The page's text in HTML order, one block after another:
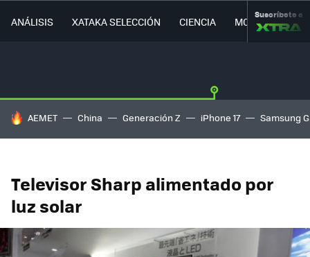
ANÁLISIS XATAKA SELECCIÓN CIENCIA MOVILIDAD
Suscríbete a
HOY SE HABLA DE
AEMET China Generación Z iPhone 17 Samsung
Televisor Sharp alimentado por
luz solar